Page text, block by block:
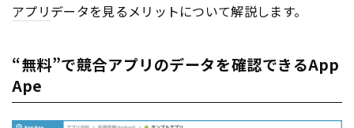
アプリデータを見るメリットについて解説します。
“無料”で競合アプリのデータを確認できるApp
Ape